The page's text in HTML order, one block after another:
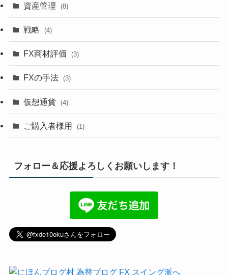
資産管理 (8)
戦略 (4)
FX商材評価 (3)
FXの手法 (3)
仮想通貨 (4)
ご購入者様用 (1)
フォロー＆応援よろしくお願いします！